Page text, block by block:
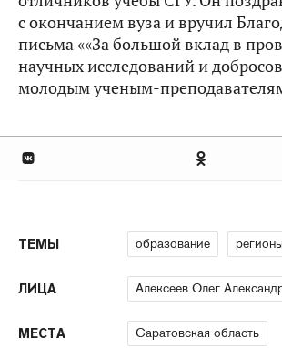
с окончанием вуза и вручил
письма ««За большой вклад в
научных исследований и
молодым ученым-
ТЕМЫ образование регионы
ЛИЦА Алексеев Олег
МЕСТА Саратовская область